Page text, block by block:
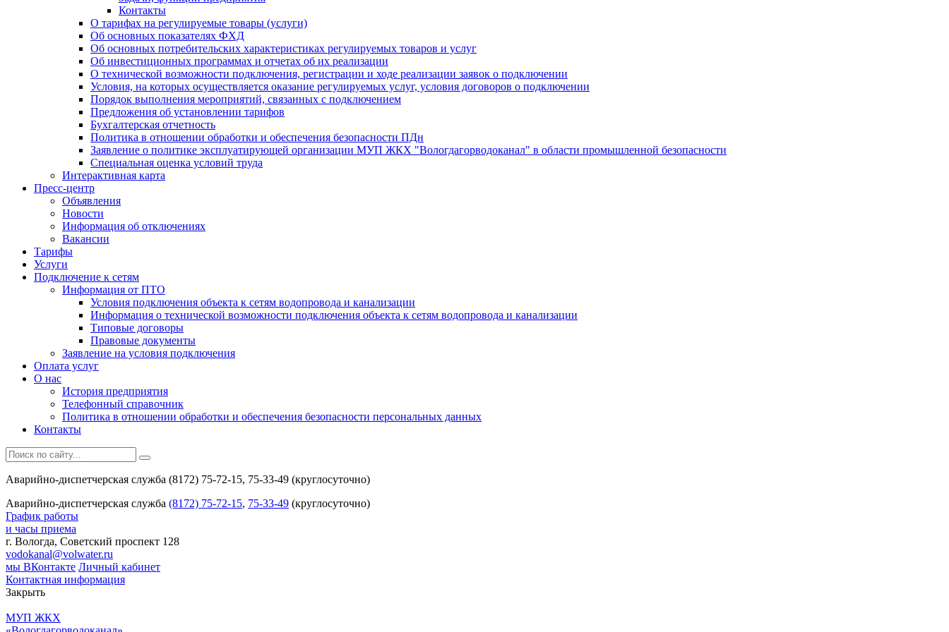
Контакты
О тарифах на регулируемые товары (услуги)
Об основных показателях ФХД
Об основных потребительских характеристиках регулируемых товаров и услуг
Об инвестиционных программах и отчетах об их реализации
О технической возможности подключения, регистрации и ходе реализации заявок о подключении
Условия, на которых осуществляется оказание регулируемых услуг, условия договоров о подключении
Порядок выполнения мероприятий, связанных с подключением
Предложения об установлении тарифов
Бухгалтерская отчетность
Политика в отношении обработки и обеспечения безопасности ПДн
Заявление о политике эксплуатирующей организации МУП ЖКХ "Вологдагорводоканал" в области промышленной безопасности
Специальная оценка условий труда
Интерактивная карта
Пресс-центр
Объявления
Новости
Информация об отключениях
Вакансии
Тарифы
Услуги
Подключение к сетям
Информация от ПТО
Условия подключения объекта к сетям водопровода и канализации
Информация о технической возможности подключения объекта к сетям водопровода и канализации
Типовые договоры
Правовые документы
Заявление на условия подключения
Оплата услуг
О нас
История предприятия
Телефонный справочник
Политика в отношении обработки и обеспечения безопасности персональных данных
Контакты
Аварийно-диспетчерская служба (8172) 75-72-15, 75-33-49 (круглосуточно)
Аварийно-диспетчерская служба (8172) 75-72-15, 75-33-49 (круглосуточно)
График работы
и часы приема
г. Вологда, Советский проспект 128
vodokanal@volwater.ru
мы ВКонтакте Личный кабинет
Контактная информация
Закрыть
МУП ЖКХ